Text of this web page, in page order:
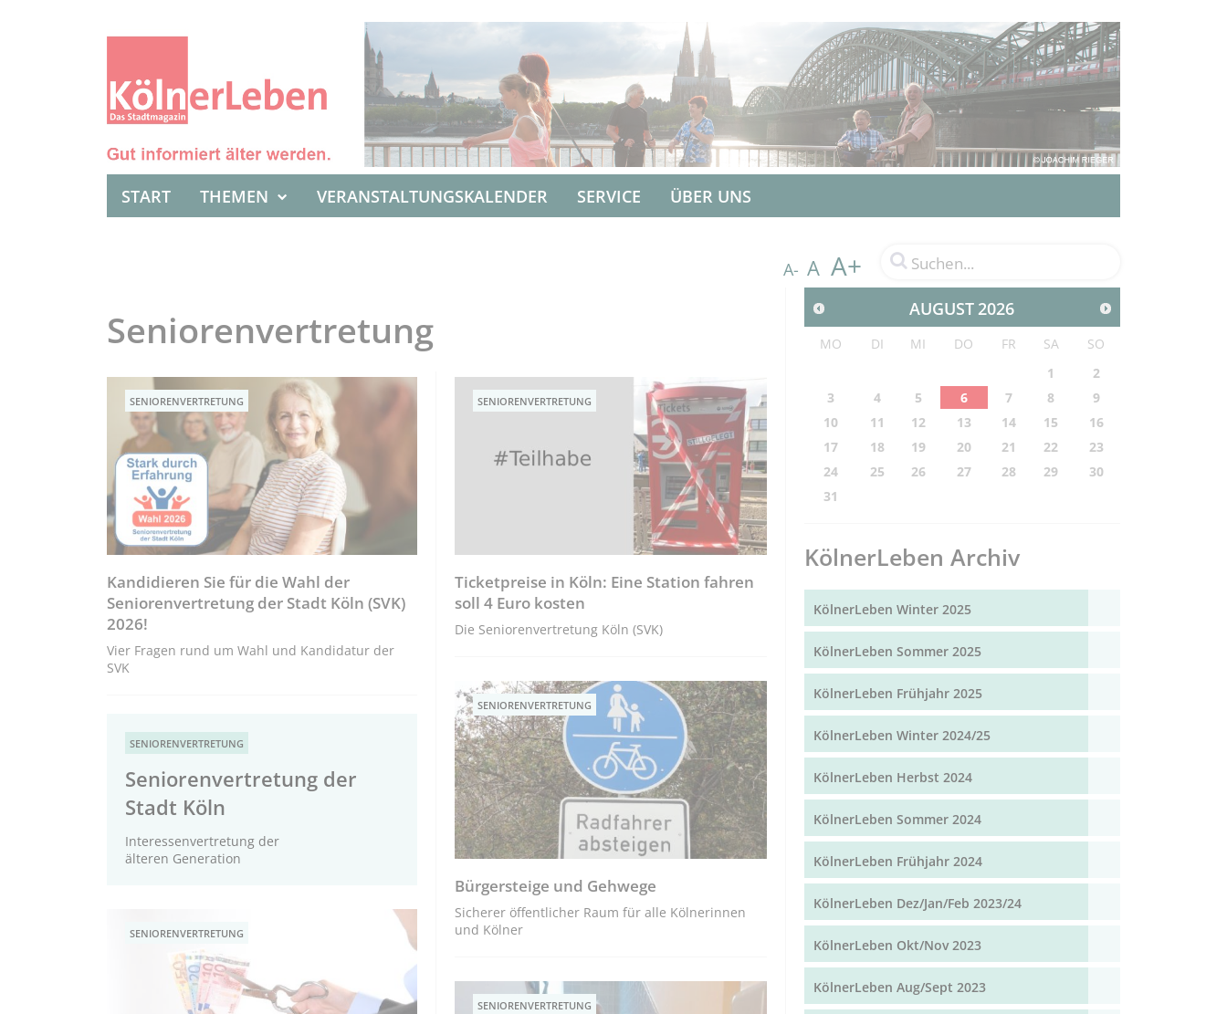
START THEMEN VERANSTALTUNGSKALENDER SERVICE ÜBER UNS
A- A A+
Seniorenvertretung
SENIORENVERTRETUNG
Kandidieren Sie für die Wahl der
Seniorenvertretung der Stadt Köln (SVK)
2026!
Vier Fragen rund um Wahl und Kandidatur der
SVK
SENIORENVERTRETUNG
Seniorenvertretung der
Stadt Köln
Interessenvertretung der
älteren Generation
SENIORENVERTRETUNG
SENIORENVERTRETUNG
Ticketpreise in Köln: Eine Station fahren
soll 4 Euro kosten
Die Seniorenvertretung Köln (SVK)
SENIORENVERTRETUNG
Bürgersteige und Geh­wege
Sicherer öffentlicher Raum für alle Kölnerinnen
und Kölner
SENIORENVERTRETUNG
AUGUST2026
MO DI MI DO FR SA
SO
1
2
3
4 5 6 7 8
9
10
11 12 13 14 15
16
17
18 19 20 21 22
23
24
25 26 27 28 29
30
31
KölnerLeben Archiv
KölnerLeben Winter 2025
KölnerLeben Sommer 2025
KölnerLeben Frühjahr 2025
KölnerLeben Winter 2024/25
KölnerLeben Herbst 2024
KölnerLeben Sommer 2024
KölnerLeben Frühjahr 2024
KölnerLeben Dez/Jan/Feb 2023/24
KölnerLeben Okt/Nov 2023
KölnerLeben Aug/Sept 2023